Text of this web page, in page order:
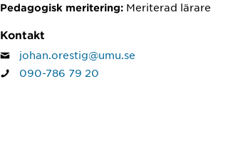
Pedagogisk meritering: Meriterad lärare
Kontakt
johan.orestig@umu.se
090-786 79 20